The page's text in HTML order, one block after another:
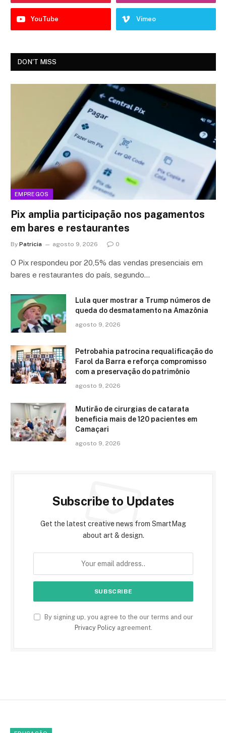
YouTube Vimeo
DON'T MISS
EMPREGOS
Pix amplia participação nos pagamentos
em bares e restaurantes
By Patricia agosto 9, 2026 0
O Pix respondeu por 20,5% das vendas presenciais em
bares e restaurantes do país, segundo…
Lula quer mostrar a Trump números de
queda do desmatamento na Amazônia
agosto 9, 2026
Petrobahia patrocina requalificação do
Farol da Barra e reforça compromisso
com a preservação do patrimônio
agosto 9, 2026
Mutirão de cirurgias de catarata
beneficia mais de 120 pacientes em
Camaçari
agosto 9, 2026
Subscribe to Updates
Get the latest creative news from SmartMag
about art & design.
By signing up, you agree to the our terms and our
Privacy Policyagreement.